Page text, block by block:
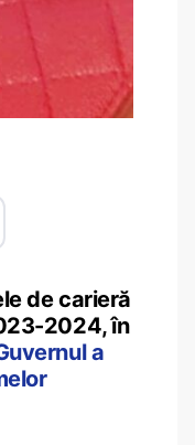
de carieră
2024, în
a